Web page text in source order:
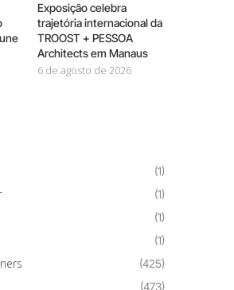
Exposição celebra
trajetória internacional da
TROOST + PESSOA
Architects em Manaus
6 de agosto de 2026
(1)
(1)
(1)
(1)
(425)
(473)